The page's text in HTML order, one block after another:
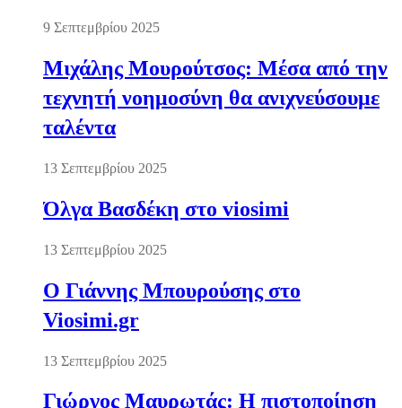
9 Σεπτεμβρίου 2025
Μιχάλης Μουρούτσος: Μέσα από την
τεχνητή νοημοσύνη θα ανιχνεύσουμε
ταλέντα
13 Σεπτεμβρίου 2025
Όλγα Βασδέκη στο viosimi
13 Σεπτεμβρίου 2025
Ο Γιάννης Μπουρούσης στο
Viosimi.gr
13 Σεπτεμβρίου 2025
Γιώργος Μαυρωτάς: Η πιστοποίηση